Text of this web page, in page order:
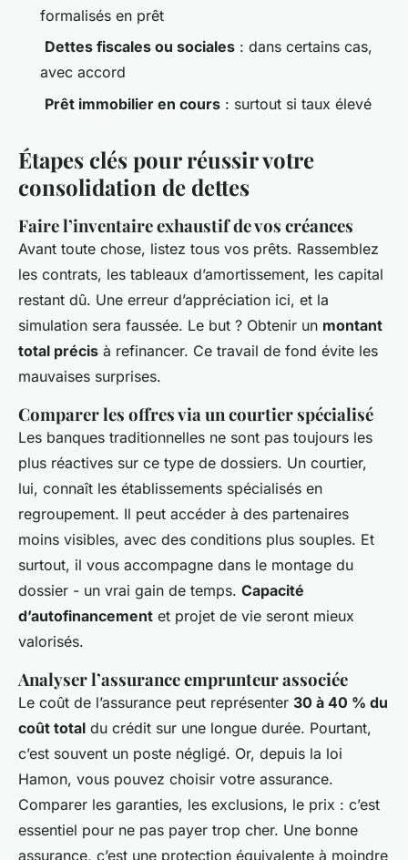
formalisés en prêt
Dettes fiscales ou sociales : dans certains cas,
avec accord
Prêt immobilier en cours : surtout si taux élevé
Étapes clés pour réussir votre
consolidation de dettes
Faire l’inventaire exhaustif de vos créances
Avant toute chose, listez tous vos prêts. Rassemblez
les contrats, les tableaux d’amortissement, les capital
restant dû. Une erreur d’appréciation ici, et la
simulation sera faussée. Le but ? Obtenir un montant
total précis à refinancer. Ce travail de fond évite les
mauvaises surprises.
Comparer les offres via un courtier spécialisé
Les banques traditionnelles ne sont pas toujours les
plus réactives sur ce type de dossiers. Un courtier,
lui, connaît les établissements spécialisés en
regroupement. Il peut accéder à des partenaires
moins visibles, avec des conditions plus souples. Et
surtout, il vous accompagne dans le montage du
dossier - un vrai gain de temps. Capacité
d’autofinancement et projet de vie seront mieux
valorisés.
Analyser l’assurance emprunteur associée
Le coût de l’assurance peut représenter 30 à 40 % du
coût total du crédit sur une longue durée. Pourtant,
c’est souvent un poste négligé. Or, depuis la loi
Hamon, vous pouvez choisir votre assurance.
Comparer les garanties, les exclusions, le prix : c’est
essentiel pour ne pas payer trop cher. Une bonne
assurance, c’est une protection équivalente à moindre